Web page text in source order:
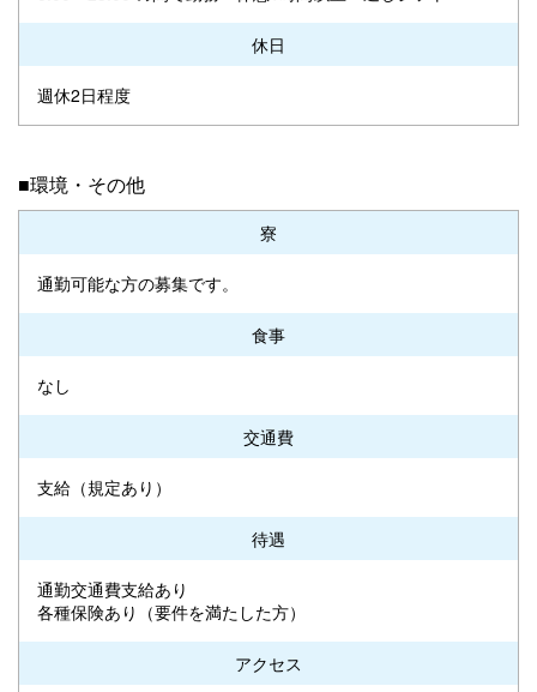
休日
週休2日程度
■環境・その他
寮
通勤可能な方の募集です。
食事
なし
交通費
支給（規定あり）
待遇
通勤交通費支給あり
各種保険あり（要件を満たした方）
アクセス